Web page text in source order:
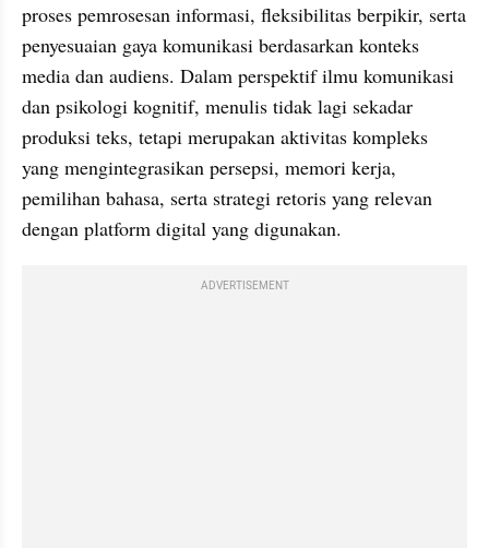
proses pemrosesan informasi, fleksibilitas berpikir, serta
penyesuaian gaya komunikasi berdasarkan konteks
media dan audiens. Dalam perspektif ilmu komunikasi
dan psikologi kognitif, menulis tidak lagi sekadar
produksi teks, tetapi merupakan aktivitas kompleks
yang mengintegrasikan persepsi, memori kerja,
pemilihan bahasa, serta strategi retoris yang relevan
dengan platform digital yang digunakan.
ADVERTISEMENT